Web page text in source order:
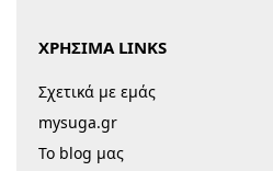
ΧΡΗΣΙΜΑ LINKS
Σχετικά με εμάς
mysuga.gr
Το blog μας